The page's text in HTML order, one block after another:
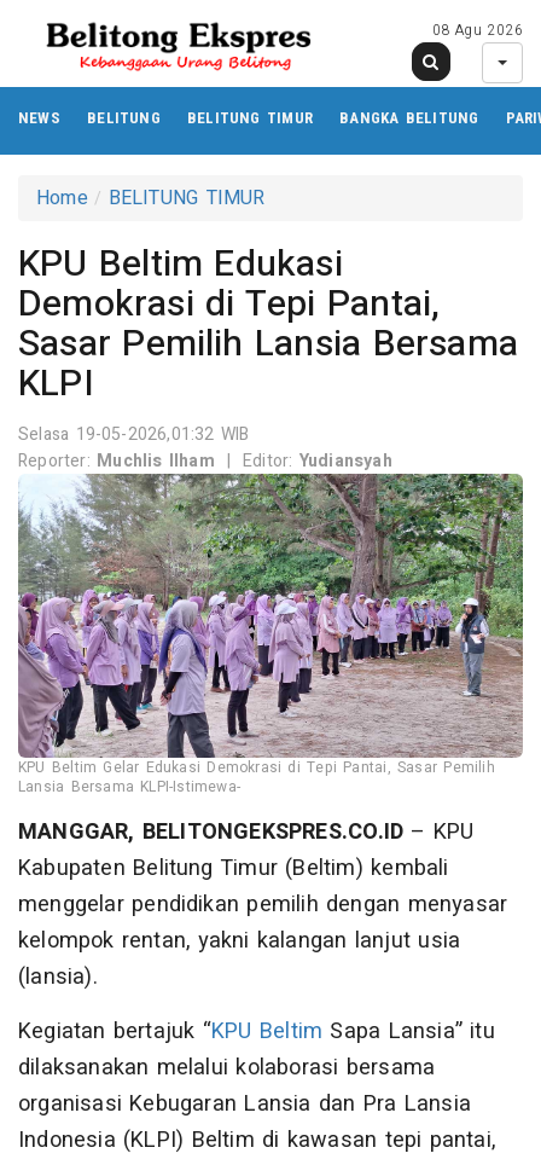
08 Agu 2026
NEWS BELITUNG BELITUNG TIMUR BANGKA BELITUNG
Home BELITUNG TIMUR
KPU Beltim Edukasi
Demokrasi di Tepi Pantai,
Sasar Pemilih Lansia Bersama
KLPI
Selasa 19-05-2026,01:32 WIB
Reporter: Muchlis Ilham | Editor: Yudiansyah
KPU Beltim Gelar Edukasi Demokrasi di Tepi Pantai, Sasar Pemilih
Lansia Bersama KLPI-Istimewa-
MANGGAR, BELITONGEKSPRES.CO.ID – KPU
Kabupaten Belitung Timur (Beltim) kembali
menggelar pendidikan pemilih dengan menyasar
kelompok rentan, yakni kalangan lanjut usia
(lansia).
Kegiatan bertajuk “KPU Beltim Sapa Lansia” itu
dilaksanakan melalui kolaborasi bersama
organisasi Kebugaran Lansia dan Pra Lansia
Indonesia (KLPI) Beltim di kawasan tepi pantai,